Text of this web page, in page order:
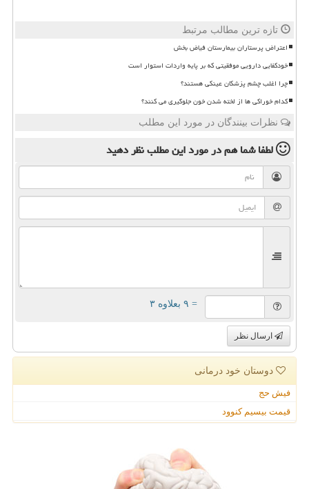
تازه ترین مطالب مرتبط
اعتراض پرستاران بیمارستان فیاض بخش
خودکفایی دارویی موفقیتی که بر پایه واردات استوار است
چرا اغلب چشم پزشکان عینکی هستند؟
کدام خوراکی ها از لخته شدن خون جلوگیری می کنند؟
نظرات بینندگان در مورد این مطلب
لطفا شما همدر مورد این مطلبنظر دهید
= ۹ بعلاوه ۳
ارسال نظر
دوستان خود درمانی
فیش حج
قیمت بیسیم کنوود